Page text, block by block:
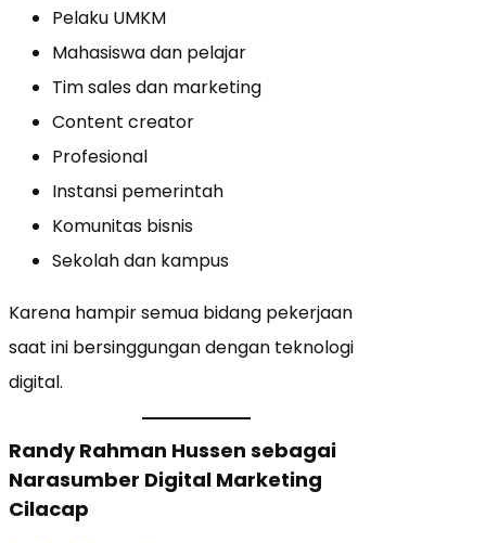
Pelaku UMKM
Mahasiswa dan pelajar
Tim sales dan marketing
Content creator
Profesional
Instansi pemerintah
Komunitas bisnis
Sekolah dan kampus
Karena hampir semua bidang pekerjaan
saat ini bersinggungan dengan teknologi
digital.
Randy Rahman Hussen sebagai
Narasumber Digital Marketing
Cilacap